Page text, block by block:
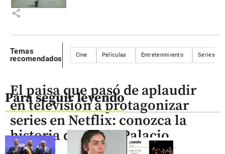
share
Temas
recomendados
Cine Películas Entretenimiento Series
Para seguir leyendo
El paisa que pasó de aplaudir
en televisión a protagonizar
series en Netflix: conozca la
historia de David Palacio